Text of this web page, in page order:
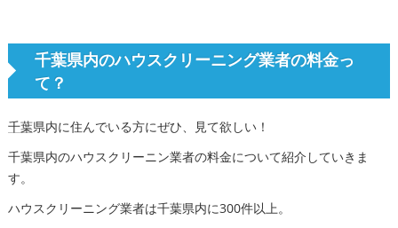
千葉県内のハウスクリーニング業者の料金っ
て？
千葉県内に住んでいる方にぜひ、見て欲しい！
千葉県内のハウスクリーニン業者の料金について紹介していきま
す。
ハウスクリーニング業者は千葉県内に300件以上。